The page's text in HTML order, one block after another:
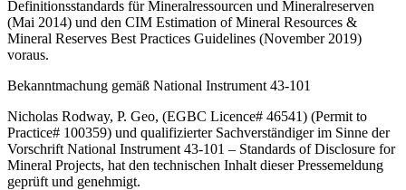
Definitionsstandards für Mineralressourcen und Mineralreserven
(Mai 2014) und den CIM Estimation of Mineral Resources &
Mineral Reserves Best Practices Guidelines (November 2019)
voraus.
Bekanntmachung gemäß National Instrument 43-101
Nicholas Rodway, P. Geo, (EGBC Licence# 46541) (Permit to
Practice# 100359) und qualifizierter Sachverständiger im Sinne der
Vorschrift National Instrument 43-101 – Standards of Disclosure for
Mineral Projects, hat den technischen Inhalt dieser Pressemeldung
geprüft und genehmigt.